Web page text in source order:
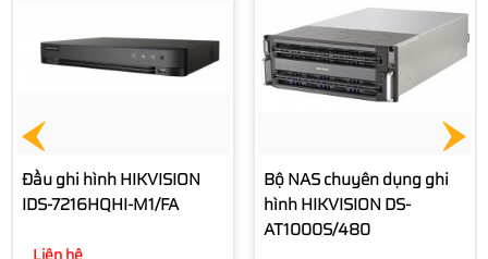
Bộ NAS chuyên dụng ghi
hình HIKVISION DS-
AT1000S/320
Liên hệ